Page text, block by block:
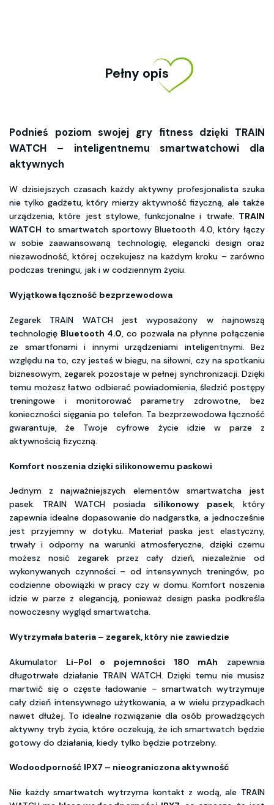
Pełny opis
Podnieś poziom swojej gry fitness dzięki TRAIN
WATCH – inteligentnemu smartwatchowi dla
aktywnych
W dzisiejszych czasach każdy aktywny profesjonalista szuka
nie tylko gadżetu, który mierzy aktywność fizyczną, ale także
urządzenia, które jest stylowe, funkcjonalne i trwałe. TRAIN
WATCH to smartwatch sportowy Bluetooth 4.0, który łączy
w sobie zaawansowaną technologię, elegancki design oraz
niezawodność, której oczekujesz na każdym kroku – zarówno
podczas treningu, jak i w codziennym życiu.
Wyjątkowa łączność bezprzewodowa
Zegarek TRAIN WATCH jest wyposażony w najnowszą
technologię Bluetooth 4.0, co pozwala na płynne połączenie
ze smartfonami i innymi urządzeniami inteligentnymi. Bez
względu na to, czy jesteś w biegu, na siłowni, czy na spotkaniu
biznesowym, zegarek pozostaje w pełnej synchronizacji. Dzięki
temu możesz łatwo odbierać powiadomienia, śledzić postępy
treningowe i monitorować parametry zdrowotne, bez
konieczności sięgania po telefon. Ta bezprzewodowa łączność
gwarantuje, że Twoje cyfrowe życie idzie w parze z
aktywnością fizyczną.
Komfort noszenia dzięki silikonowemu paskowi
Jednym z najważniejszych elementów smartwatcha jest
pasek. TRAIN WATCH posiada silikonowy pasek, który
zapewnia idealne dopasowanie do nadgarstka, a jednocześnie
jest przyjemny w dotyku. Materiał paska jest elastyczny,
trwały i odporny na warunki atmosferyczne, dzięki czemu
możesz nosić zegarek przez cały dzień, niezależnie od
wykonywanych czynności – od intensywnych treningów, po
codzienne obowiązki w pracy czy w domu. Komfort noszenia
idzie w parze z elegancją, ponieważ design paska podkreśla
nowoczesny wygląd smartwatcha.
Wytrzymała bateria – zegarek, który nie zawiedzie
Akumulator Li-Pol o pojemności 180 mAh zapewnia
długotrwałe działanie TRAIN WATCH. Dzięki temu nie musisz
martwić się o częste ładowanie – smartwatch wytrzymuje
cały dzień intensywnego użytkowania, a w wielu przypadkach
nawet dłużej. To idealne rozwiązanie dla osób prowadzących
aktywny tryb życia, które oczekują, że ich smartwatch będzie
gotowy do działania, kiedy tylko będzie potrzebny.
Wodoodporność IPX7 – nieograniczona aktywność
Nie każdy smartwatch wytrzyma kontakt z wodą, ale TRAIN